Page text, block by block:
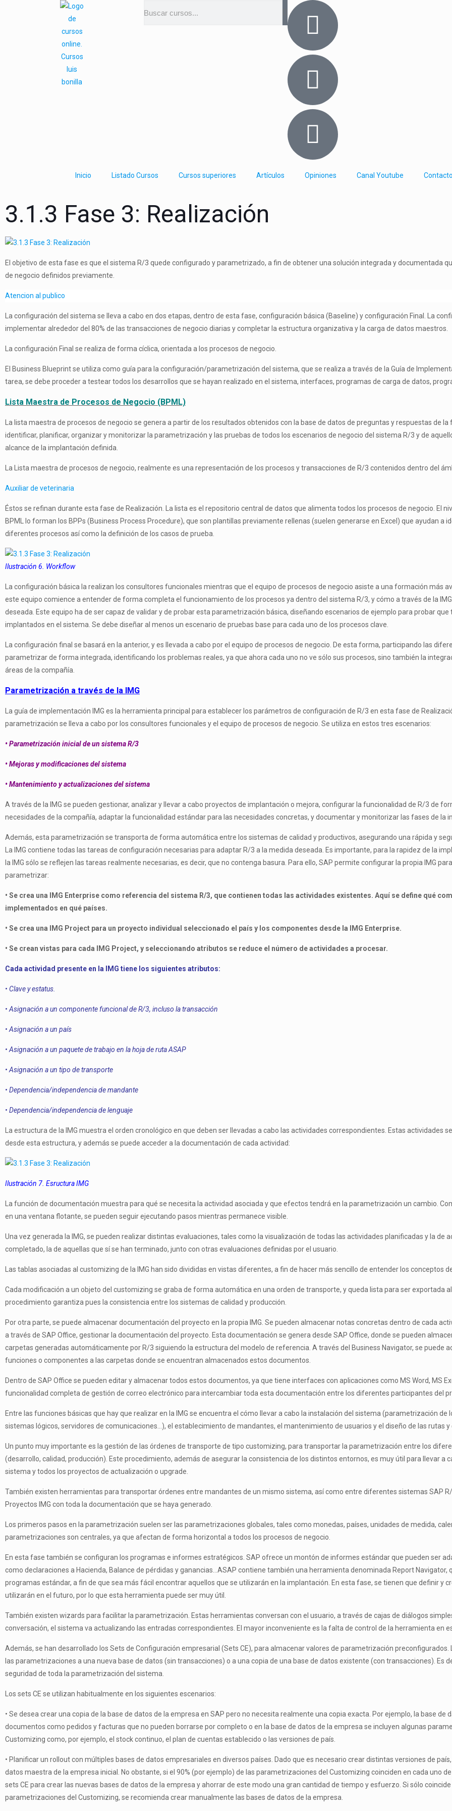
Inicio Listado Cursos Cursos superiores Artículos Opiniones Canal Youtube Contacto
3.1.3 Fase 3: Realización
El objetivo de esta fase es que el sistema R/3 quede configurado y parametrizado, a fin de obtener una solución integrada y documentada
de negocio definidos previamente.
Atencion al publico
La configuración del sistema se lleva a cabo en dos etapas, dentro de esta fase, configuración básica (Baseline) y configuración Final. La
implementar alrededor del 80% de las transacciones de negocio diarias y completar la estructura organizativa y la carga de datos maestros.
La configuración Final se realiza de forma cíclica, orientada a los procesos de negocio.
El Business Blueprint se utiliza como guía para la configuración/parametrización del sistema, que se realiza a través de la Guía de
tarea, se debe proceder a testear todos los desarrollos que se hayan realizado en el sistema, interfaces, programas de carga de datos,
Lista Maestra de Procesos de Negocio (BPML)
La lista maestra de procesos de negocio se genera a partir de los resultados obtenidos con la base de datos de preguntas y respuestas de
identificar, planificar, organizar y monitorizar la parametrización y las pruebas de todos los escenarios de negocio del sistema R/3 y de
alcance de la implantación definida.
La Lista maestra de procesos de negocio, realmente es una representación de los procesos y transacciones de R/3 contenidos dentro del
Auxiliar de veterinaria
Éstos se refinan durante esta fase de Realización. La lista es el repositorio central de datos que alimenta todos los procesos de negocio. El
BPML lo forman los BPPs (Business Process Procedure), que son plantillas previamente rellenas (suelen generarse en Excel) que ayudan a
diferentes procesos así como la definición de los casos de prueba.
Ilustración 6. Workflow
La configuración básica la realizan los consultores funcionales mientras que el equipo de procesos de negocio asiste a una formación más
este equipo comience a entender de forma completa el funcionamiento de los procesos ya dentro del sistema R/3, y cómo a través de la
deseada. Este equipo ha de ser capaz de validar y de probar esta parametrización básica, diseñando escenarios de ejemplo para probar
implantados en el sistema. Se debe diseñar al menos un escenario de pruebas base para cada uno de los procesos clave.
La configuración final se basará en la anterior, y es llevada a cabo por el equipo de procesos de negocio. De esta forma, participando las
parametrizar de forma integrada, identificando los problemas reales, ya que ahora cada uno no ve sólo sus procesos, sino también la
áreas de la compañía.
Parametrización a través de la IMG
La guía de implementación IMG es la herramienta principal para establecer los parámetros de configuración de R/3 en esta fase de
parametrización se lleva a cabo por los consultores funcionales y el equipo de procesos de negocio. Se utiliza en estos tres escenarios:
• Parametrización inicial de un sistema R/3
• Mejoras y modificaciones del sistema
• Mantenimiento y actualizaciones del sistema
A través de la IMG se pueden gestionar, analizar y llevar a cabo proyectos de implantación o mejora, configurar la funcionalidad de R/3 de
necesidades de la compañía, adaptar la funcionalidad estándar para las necesidades concretas, y documentar y monitorizar las fases de la
Además, esta parametrización se transporta de forma automática entre los sistemas de calidad y productivos, asegurando una rápida y
La IMG contiene todas las tareas de configuración necesarias para adaptar R/3 a la medida deseada. Es importante, para la rapidez de la
la IMG sólo se reflejen las tareas realmente necesarias, es decir, que no contenga basura. Para ello, SAP permite configurar la propia IMG
parametrizar:
• Se crea una IMG Enterprise como referencia del sistema R/3, que contienen todas las actividades existentes. Aquí se define qué
implementados en qué países.
• Se crea una IMG Project para un proyecto individual seleccionado el país y los componentes desde la IMG Enterprise.
• Se crean vistas para cada IMG Project, y seleccionando atributos se reduce el número de actividades a procesar.
Cada actividad presente en la IMG tiene los siguientes atributos:
• Clave y estatus.
• Asignación a un componente funcional de R/3, incluso la transacción
• Asignación a un país
• Asignación a un paquete de trabajo en la hoja de ruta ASAP
• Asignación a un tipo de transporte
• Dependencia/independencia de mandante
• Dependencia/independencia de lenguaje
La estructura de la IMG muestra el orden cronológico en que deben ser llevadas a cabo las actividades correspondientes. Estas actividades
desde esta estructura, y además se puede acceder a la documentación de cada actividad:
Ilustración 7. Esructura IMG
La función de documentación muestra para qué se necesita la actividad asociada y que efectos tendrá en la parametrización un cambio.
en una ventana flotante, se pueden seguir ejecutando pasos mientras permanece visible.
Una vez generada la IMG, se pueden realizar distintas evaluaciones, tales como la visualización de todas las actividades planificadas y la de
completado, la de aquellas que sí se han terminado, junto con otras evaluaciones definidas por el usuario.
Las tablas asociadas al customizing de la IMG han sido divididas en vistas diferentes, a fin de hacer más sencillo de entender los conceptos
Cada modificación a un objeto del customizing se graba de forma automática en una orden de transporte, y queda lista para ser exportada
procedimiento garantiza pues la consistencia entre los sistemas de calidad y producción.
Por otra parte, se puede almacenar documentación del proyecto en la propia IMG. Se pueden almacenar notas concretas dentro de cada
a través de SAP Office, gestionar la documentación del proyecto. Esta documentación se genera desde SAP Office, donde se pueden
carpetas generadas automáticamente por R/3 siguiendo la estructura del modelo de referencia. A través del Business Navigator, se puede
funciones o componentes a las carpetas donde se encuentran almacenados estos documentos.
Dentro de SAP Office se pueden editar y almacenar todos estos documentos, ya que tiene interfaces con aplicaciones como MS Word, MS
funcionalidad completa de gestión de correo electrónico para intercambiar toda esta documentación entre los diferentes participantes del
Entre las funciones básicas que hay que realizar en la IMG se encuentra el cómo llevar a cabo la instalación del sistema (parametrización de
sistemas lógicos, servidores de comunicaciones…), el establecimiento de mandantes, el mantenimiento de usuarios y el diseño de las rutas y
Un punto muy importante es la gestión de las órdenes de transporte de tipo customizing, para transportar la parametrización entre los
(desarrollo, calidad, producción). Este procedimiento, además de asegurar la consistencia de los distintos entornos, es muy útil para llevar a
sistema y todos los proyectos de actualización o upgrade.
También existen herramientas para transportar órdenes entre mandantes de un mismo sistema, así como entre diferentes sistemas SAP
Proyectos IMG con toda la documentación que se haya generado.
Los primeros pasos en la parametrización suelen ser las parametrizaciones globales, tales como monedas, países, unidades de medida,
parametrizaciones son centrales, ya que afectan de forma horizontal a todos los procesos de negocio.
En esta fase también se configuran los programas e informes estratégicos. SAP ofrece un montón de informes estándar que pueden ser
como declaraciones a Hacienda, Balance de pérdidas y ganancias…ASAP contiene también una herramienta denominada Report Navigator,
programas estándar, a fin de que sea más fácil encontrar aquellos que se utilizarán en la implantación. En esta fase, se tienen que definir y
utilizarán en el futuro, por lo que esta herramienta puede ser muy útil.
También existen wizards para facilitar la parametrización. Estas herramientas conversan con el usuario, a través de cajas de diálogos
conversación, el sistema va actualizando las entradas correspondientes. El mayor inconveniente es la falta de control de la herramienta en
Además, se han desarrollado los Sets de Configuración empresarial (Sets CE), para almacenar valores de parametrización
las parametrizaciones a una nueva base de datos (sin transacciones) o a una copia de una base de datos existente (con transacciones). Es
seguridad de toda la parametrización del sistema.
Los sets CE se utilizan habitualmente en los siguientes escenarios:
• Se desea crear una copia de la base de datos de la empresa en SAP pero no necesita realmente una copia exacta. Por ejemplo, la base de
documentos como pedidos y facturas que no pueden borrarse por completo o en la base de datos de la empresa se incluyen algunas
Customizing como, por ejemplo, el stock continuo, el plan de cuentas establecido o las versiones de país.
• Planificar un rollout con múltiples bases de datos empresariales en diversos países. Dado que es necesario crear distintas versiones de
datos maestra de la empresa inicial. No obstante, si el 90% (por ejemplo) de las parametrizaciones del Customizing coinciden en cada uno
sets CE para crear las nuevas bases de datos de la empresa y ahorrar de este modo una gran cantidad de tiempo y esfuerzo. Si sólo
parametrizaciones del Customizing, se recomienda crear manualmente las bases de datos de la empresa.